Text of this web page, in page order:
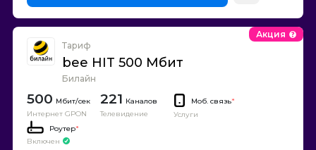
Тариф
bee HIT 500 Мбит
Билайн
Акция
500
Интернет GPON
221 Каналов
Телевидение
Моб. связь*
Услуги
Роутер*
Включен